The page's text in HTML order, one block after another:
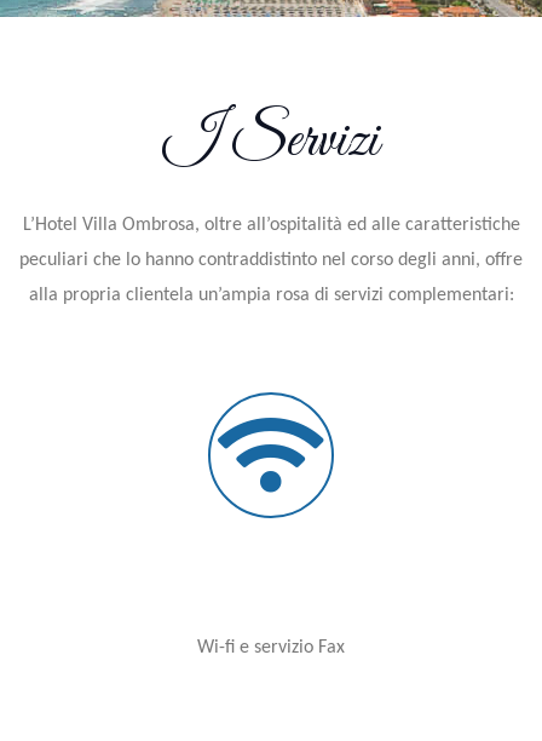
I Servizi
L’Hotel Villa Ombrosa, oltre all’ospitalità ed alle caratteristiche
peculiari che lo hanno contraddistinto nel corso degli anni, offre
alla propria clientela un’ampia rosa di servizi complementari:
Wi-fi e servizio Fax